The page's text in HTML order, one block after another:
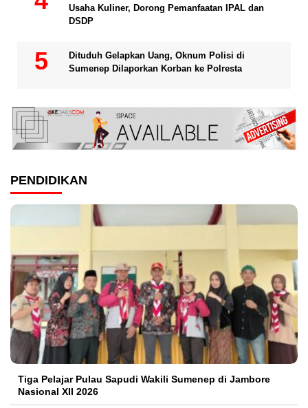
Usaha Kuliner, Dorong Pemanfaatan IPAL dan
DSDP
Dituduh Gelapkan Uang, Oknum Polisi di
Sumenep Dilaporkan Korban ke Polresta
PENDIDIKAN
Tiga Pelajar Pulau Sapudi Wakili Sumenep di Jambore
Nasional XII 2026